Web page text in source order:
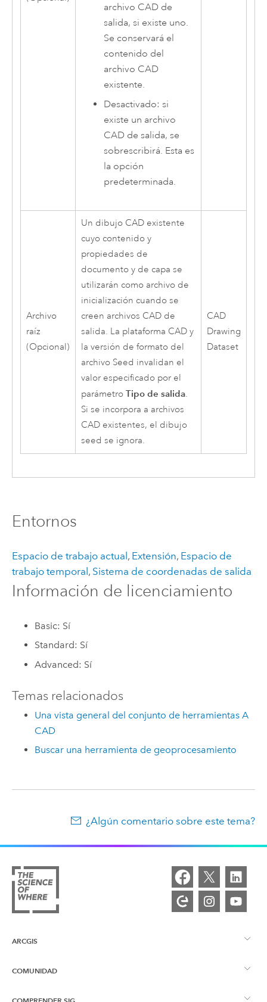
archivo CAD de
salida, si existe uno.
Se conservará el
contenido del
archivo CAD
existente.
Desactivado: si
existe un archivo
CAD de salida, se
sobrescribirá. Esta es
la opción
predeterminada.
Archivo
raíz
(Opcional)
Un dibujo CAD existente
cuyo contenido y
propiedades de
documento y de capa se
utilizarán como archivo de
inicialización cuando se
creen archivos CAD de
salida. La plataforma CAD y
la versión de formato del
archivo Seed invalidan el
valor especificado por el
parámetro Tipo de salida.
Si se incorpora a archivos
CAD existentes, el dibujo
seed se ignora.
CAD
Drawing
Dataset
Entornos
Espacio de trabajo actual , Extensión, Espacio de
trabajo temporal , Sistema de coordenadas de salida
Información de licenciamiento
Basic: Sí
Standard: Sí
Advanced: Sí
Temas relacionados
Una vista general del conjunto de herramientas A
CAD
Buscar una herramienta de geoprocesamiento
¿Algún comentario sobre este tema?
ARCGIS
Descripción general de ArcGIS
COMUNIDAD